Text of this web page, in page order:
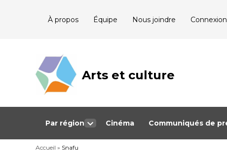
À propos Équipe Nous joindre Connexion
Arts et culture
Journalisme
Québec
Par région
dropdown
Cinéma Communiqués de
Accueil » Snafu